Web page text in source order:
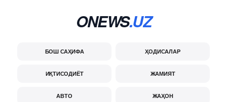
ONEWS.UZ
БОШ САҲИФА ҲОДИСАЛАР
ИҚТИСОДИЁТ ЖАМИЯТ
АВТО ЖАҲОН